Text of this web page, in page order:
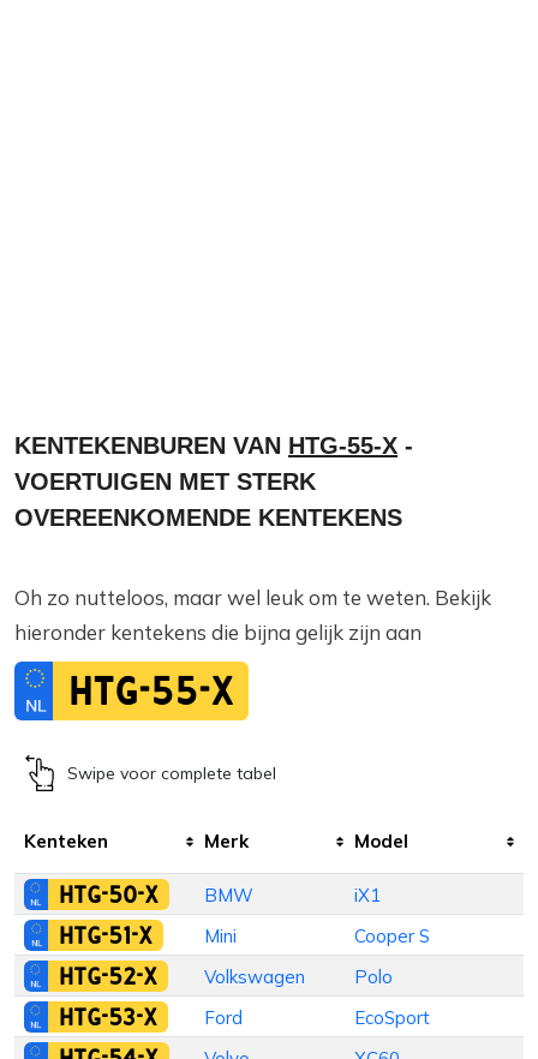
KENTEKENBUREN VAN HTG-55-X -
VOERTUIGEN MET STERK
OVEREENKOMENDE KENTEKENS
Oh zo nutteloos, maar wel leuk om te weten. Bekijk
hieronder kentekens die bijna gelijk zijn aan
HTG-55-X
Swipe voor complete tabel
Kenteken Merk Model
HTG-50-X BMW iX1
HTG-51-X Mini Cooper S
HTG-52-X Volkswagen Polo
HTG-53-X Ford EcoSport